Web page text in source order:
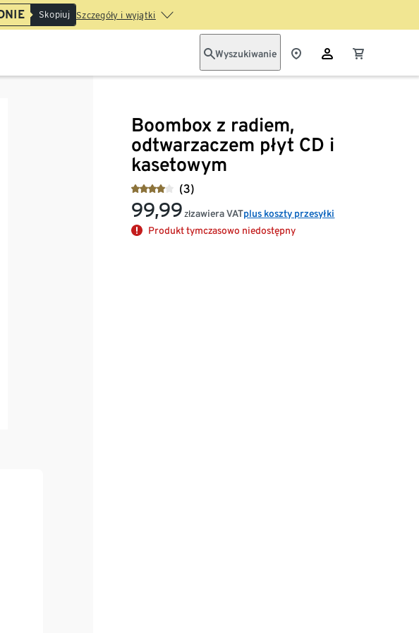
Skopiuj Szczegóły i wyjątki
Wyszukiwanie
Boombox z radiem,
odtwarzaczem płyt CD i
kasetowym
(3)
99,99 złzawiera VATplus koszty przesyłki
Produkt tymczasowo niedostępny